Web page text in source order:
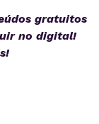
gratuitos
no digital!